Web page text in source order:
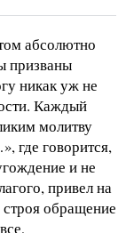
абсолютно
призваны
никак уж не
Каждый
молитву
где говорится,
и не
привел на
обращение